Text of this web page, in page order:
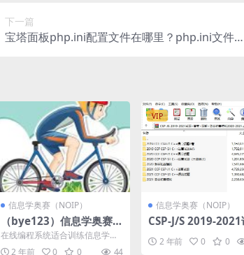
下一篇
宝塔面板php.ini配置文件在哪里？php.ini文件
信息学奥赛（NOIP）
（bye123）信息学奥赛在
线训练OJ
在线编程系统适合训练信息学奥
赛选手 支持C C++ Python pasca
2 年前 0 0 44
VIP
信息学奥赛（NOIP）
CSP-J/S 2019-
+答案+题解+洛谷
拟2020-2021
2 年前 0 0